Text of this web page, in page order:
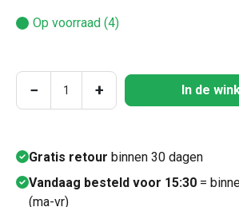
Op voorraad (4)
Producthoeveelheid: Voer
− + In de
Gratis retour binnen 30 dagen
Vandaag besteld voor 15:30 =
(ma-vr)